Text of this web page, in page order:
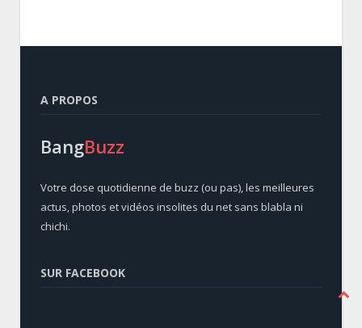
A PROPOS
BangBuzz
Votre dose quotidienne de buzz (ou pas), les meilleures
actus, photos et vidéos insolites du net sans blabla ni
chichi.
SUR FACEBOOK